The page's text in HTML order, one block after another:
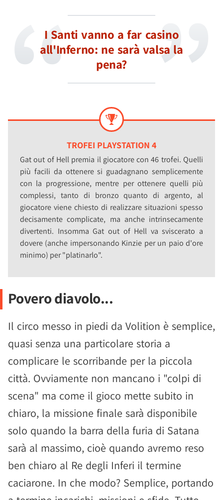
I Santi vanno a far casino
all'Inferno: ne sarà valsa la
pena?
TROFEI PLAYSTATION 4
Gat out of Hell premia il giocatore con 46 trofei. Quelli
più facili da ottenere si guadagnano semplicemente
con la progressione, mentre per ottenere quelli più
complessi, tanto di bronzo quanto di argento, al
giocatore viene chiesto di realizzare situazioni spesso
decisamente complicate, ma anche intrinsecamente
divertenti. Insomma Gat out of Hell va sviscerato a
dovere (anche impersonando Kinzie per un paio d'ore
minimo) per "platinarlo".
Povero diavolo...
Il circo messo in piedi da Volition è semplice,
quasi senza una particolare storia a
complicare le scorribande per la piccola
città. Ovviamente non mancano i "colpi di
scena" ma come il gioco mette subito in
chiaro, la missione finale sarà disponibile
solo quando la barra della furia di Satana
sarà al massimo, cioè quando avremo reso
ben chiaro al Re degli Inferi il termine
caciarone. In che modo? Semplice, portando